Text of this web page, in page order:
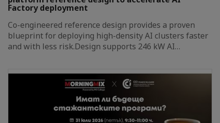
Factory deployment
Co-engineered reference design provides a proven
blueprint for deploying high-density AI clusters faster
and with less risk.Design supports 246 kW AI…